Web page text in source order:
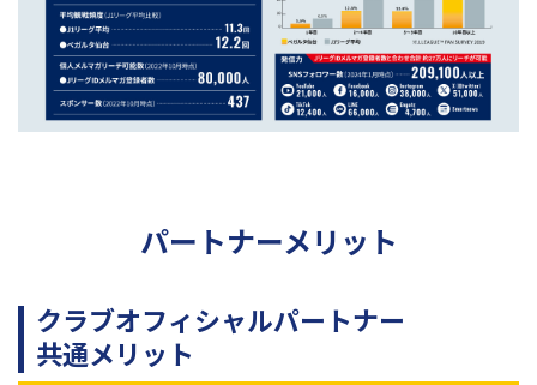
パートナーメリット
クラブオフィシャルパートナー
共通メリット